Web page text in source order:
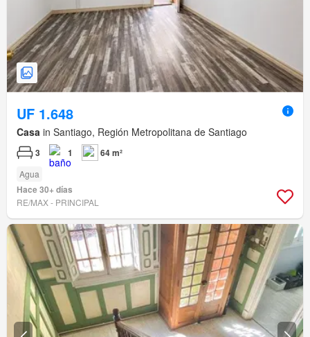
UF 1.648
Casa in Santiago, Región Metropolitana de Santiago
3 1 64 m²
Agua
Hace 30+ días
RE/MAX - PRINCIPAL